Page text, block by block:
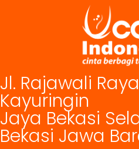
Jl. Rajawali
Kayuringin
Jaya Bekasi
Bekasi Jawa